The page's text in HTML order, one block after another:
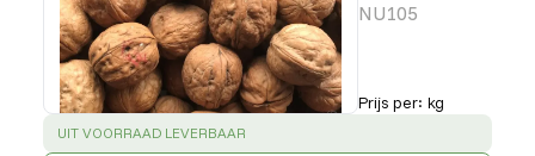
NU105
Prijs per: kg
SUCCESS:
UIT VOORRAAD LEVERBAAR